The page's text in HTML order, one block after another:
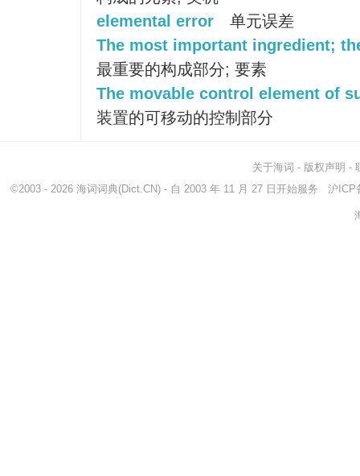
elemental error
单元误差
The most important ingredient;
最重要的构成部分; 要素
The movable control element of
装置的可移动的控制部分
关于海词 - 版权声明 -
©2003 - 2026 海词词典(Dict.CN) - 自 2003 年 11 月 27 日开始服务 沪ICP